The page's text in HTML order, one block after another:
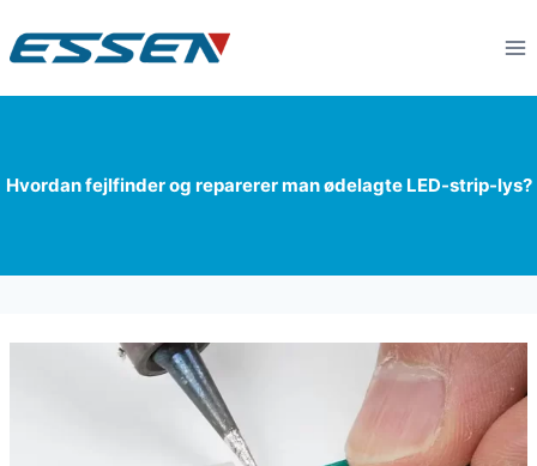
Hvordan fejlfinder og reparerer man ødelagte LED-strip-lys?